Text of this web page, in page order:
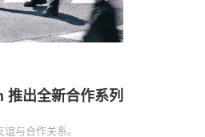
出全新合作系列
与合作关系。